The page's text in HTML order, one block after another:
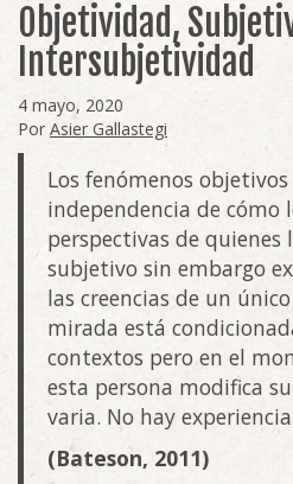
Objetividad,
Intersubjetividad
4 mayo, 2020
Por Asier Gallastegi
Los fenómenos
independencia de cómo
perspectivas de quienes
subjetivo sin embargo
las creencias de un
mirada está
contextos pero en el
esta persona modifica
varia. No hay
(Bateson, 2011)